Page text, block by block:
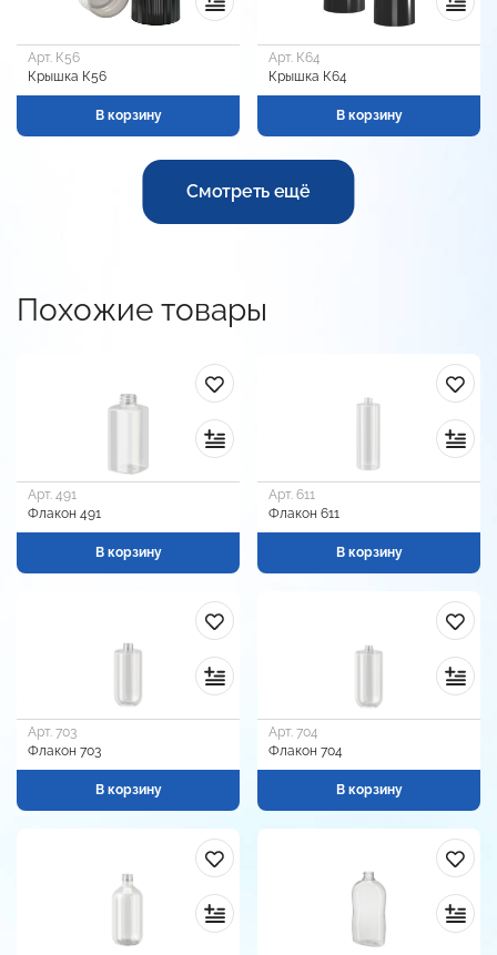
Арт. К56
Крышка К56
В корзину
Арт. К64
Крышка К64
В корзину
Смотреть ещё
Похожие товары
Арт. 491
Флакон 491
В корзину
Арт. 611
Флакон 611
В корзину
Арт. 703
Флакон 703
В корзину
Арт. 704
Флакон 704
В корзину